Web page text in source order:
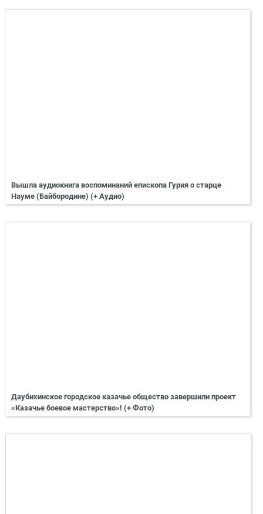
Вышла аудиокнига воспоминаний епископа Гурия о старце
Науме (Байбородине) (+ Аудио)
Даубихинское городское казачье общество завершили проект
«Казачье боевое мастерство»! (+ Фото)